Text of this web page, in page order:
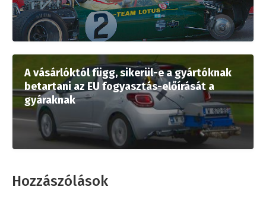
A vásárlóktól függ, sikerül-e a gyártóknak
betartani az EU fogyasztás-előírását a
gyáraknak
Hozzászólások